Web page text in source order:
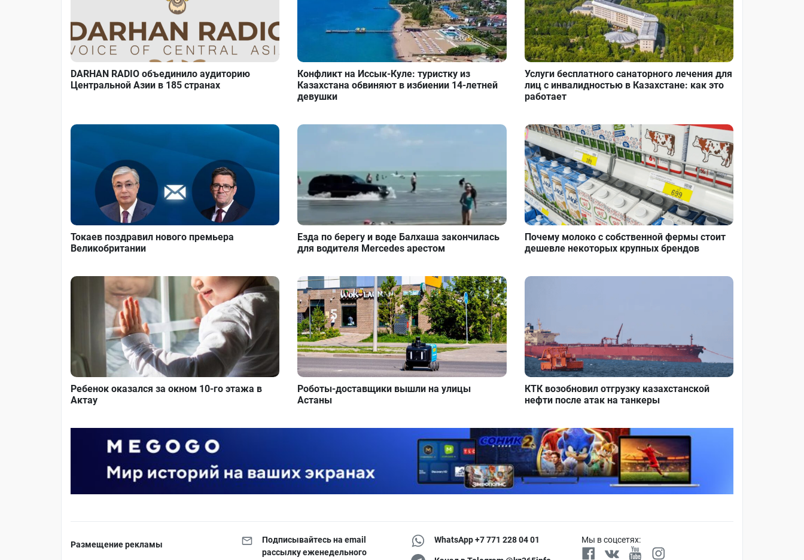
DARHAN RADIO объединило аудиторию
Центральной Азии в 185 странах
Конфликт на Иссык-Куле: туристку из
Казахстана обвиняют в избиении 14-летней
девушки
Услуги бесплатного санаторного лечения для
лиц с инвалидностью в Казахстане: как это
работает
Токаев поздравил нового премьера
Великобритании
Езда по берегу и воде Балхаша закончилась
для водителя Mercedes арестом
Почему молоко с собственной фермы стоит
дешевле некоторых крупных брендов
Ребенок оказался за окном 10-го этажа в
Актау
Роботы-доставщики вышли на улицы
Астаны
КТК возобновил отгрузку казахстанской
нефти после атак на танкеры
Размещение рекламы
Подписывайтесь на email
рассылку еженедельного
WhatsApp +7 771 228 04 01 Мы в соцсетях: